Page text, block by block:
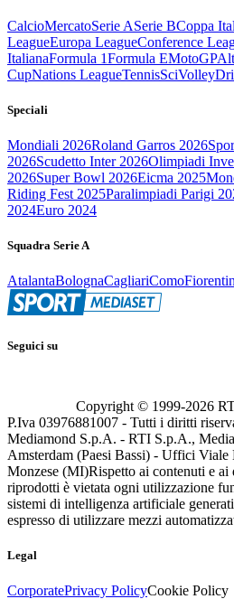
CalcioMercatoSerie ASerie BCoppa
LeagueEuropa LeagueConference
ItalianaFormula 1Formula EMotoGP
CupNations LeagueTennisSciVolley
Speciali
Mondiali 2026Roland Garros 2026
2026Scudetto Inter 2026Olimpiadi
2026Super Bowl 2026Eicma 2025
Riding Fest 2025Paralimpiadi Parigi
2024Euro 2024
Squadra Serie A
AtalantaBolognaCagliariComo
Seguici su
Copyright © 1999-2026
P.Iva 03976881007 - Tutti i diritti
Mediamond S.p.A. - RTI S.p.A.,
Amsterdam (Paesi Bassi) - Uffici
Monzese (MI)Rispetto ai contenuti e ai
riprodotti è vietata ogni utilizzazione
sistemi di intelligenza artificiale
espresso di utilizzare mezzi
Legal
CorporatePrivacy PolicyCookie Policy